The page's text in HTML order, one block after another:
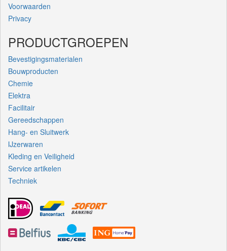
Voorwaarden
Privacy
PRODUCTGROEPEN
Bevestigingsmaterialen
Bouwproducten
Chemie
Elektra
Facilitair
Gereedschappen
Hang- en Sluitwerk
IJzerwaren
Kleding en Veiligheid
Service artikelen
Techniek